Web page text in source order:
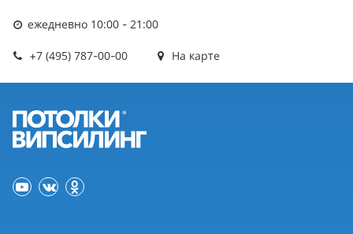
ежедневно 10:00 - 21:00
+7 (495) 787-00-00 На карте